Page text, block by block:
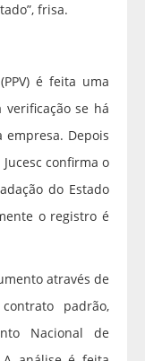
frisa.
é feita uma
se há
Depois
confirma o
do Estado
o registro é
através de
padrão,
Nacional de